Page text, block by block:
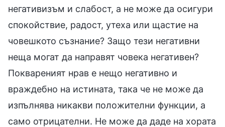
негативизъм и слабост, а не може да осигури
спокойствие, радост, утеха или щастие на
човешкото съзнание? Защо тези негативни
неща могат да направят човека негативен?
Поквареният нрав е нещо негативно и
враждебно на истината, така че не може да
изпълнява никакви положителни функции, а
само отрицателни. Не може да даде на хората